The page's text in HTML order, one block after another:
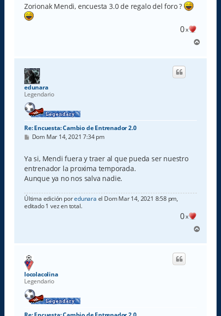
s
a
j
Zorionak Mendi, encuesta 3.0 de regalo del foro ?
0x
r
edunara
Legendario
Re: Encuesta: Cambio de Entrenador 2.0
M
s
a
j
e
Dom Mar 14, 2021 7:34 pm
Ya si, Mendi fuera y traer al que pueda ser nuestro
entrenador la proxima temporada.
Aunque ya no nos salva nadie.
Última edición poredunara el Dom Mar 14, 2021 8:58 pm,
editado 1 vez en total.
0x
r
locolacolina
Legendario